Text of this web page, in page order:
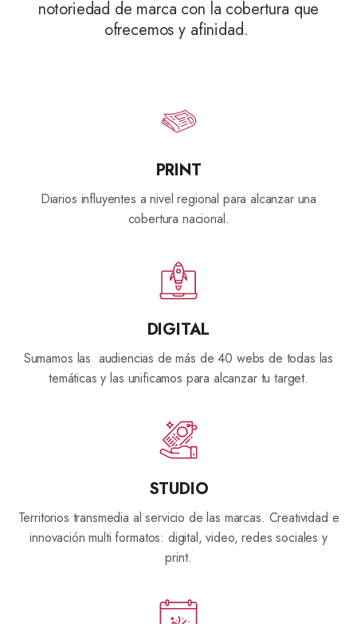
notoriedad de marca con la cobertura que
ofrecemos y afinidad.
PRINT
Diarios influyentes a nivel regional para alcanzar una
cobertura nacional.
DIGITAL
Sumamos las audiencias de más de 40 webs de todas las
temáticas y las unificamos para alcanzar tu target.
STUDIO
Territorios transmedia al servicio de las marcas. Creatividad e
innovación multi formatos: digital, video, redes sociales y
print.